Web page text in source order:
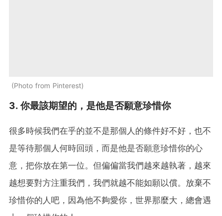
Photo from Pinterest
3. 你最該期望的，是他是否願意珍惜你
很多時候我們在乎的並不是那個人的條件好不好，也不
是等待那個人何時回頭，而是他是否願意珍惜你的心
意，把你放在第一位。但偏偏當我們越來越執著，越來
越想要對方注重我們，我們就越不能如願以償。放棄不
珍惜你的人吧，因為他不夠愛你，世界那麼大，總會遇